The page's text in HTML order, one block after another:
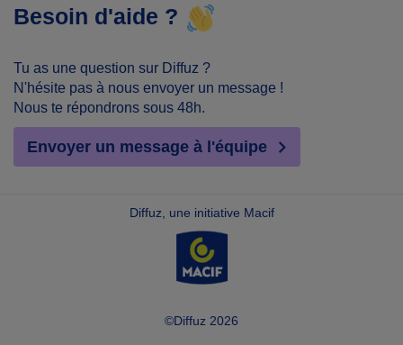
Besoin d'aide ?
Tu as une question sur Diffuz ?
N'hésite pas à nous envoyer un message !
Nous te répondrons sous 48h.
Envoyer un message à l'équipe
Diffuz, une initiative Macif
©Diffuz 2026